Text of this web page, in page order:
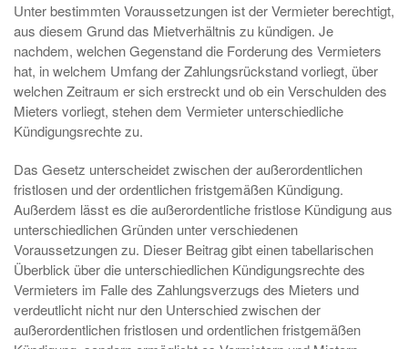
Unter bestimmten Voraussetzungen ist der Vermieter berechtigt,
aus diesem Grund das Mietverhältnis zu kündigen. Je
nachdem, welchen Gegenstand die Forderung des Vermieters
hat, in welchem Umfang der Zahlungsrückstand vorliegt, über
welchen Zeitraum er sich erstreckt und ob ein Verschulden des
Mieters vorliegt, stehen dem Vermieter unterschiedliche
Kündigungsrechte zu.
Das Gesetz unterscheidet zwischen der außerordentlichen
fristlosen und der ordentlichen fristgemäßen Kündigung.
Außerdem lässt es die außerordentliche fristlose Kündigung aus
unterschiedlichen Gründen unter verschiedenen
Voraussetzungen zu. Dieser Beitrag gibt einen tabellarischen
Überblick über die unterschiedlichen Kündigungsrechte des
Vermieters im Falle des Zahlungsverzugs des Mieters und
verdeutlicht nicht nur den Unterschied zwischen der
außerordentlichen fristlosen und ordentlichen fristgemäßen